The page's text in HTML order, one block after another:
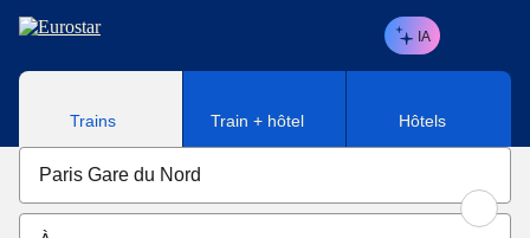
Aller au contenu principal
IA
Trains Train + hôtel Hôtels